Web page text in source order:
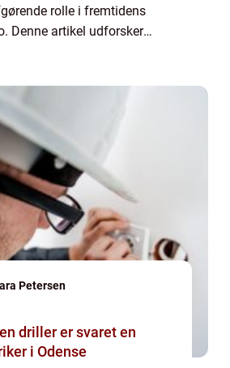
rolle i fremtidens
Denne artikel udforsker
Petersen
driller er svaret en
i Odense